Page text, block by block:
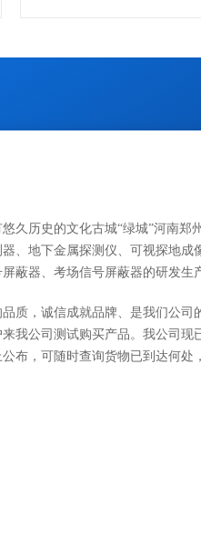
久历史的文化古城“绿城”河南
、地下金属探测仪、可视探地
蔽器、考场信号屏蔽器的研发生
质，诚信成就品牌、是我们公
我公司测试购买产品。我公司
布，可随时查询货物已到达何